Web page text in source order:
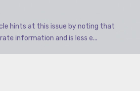
hints at this issue by noting that
information and is less e...